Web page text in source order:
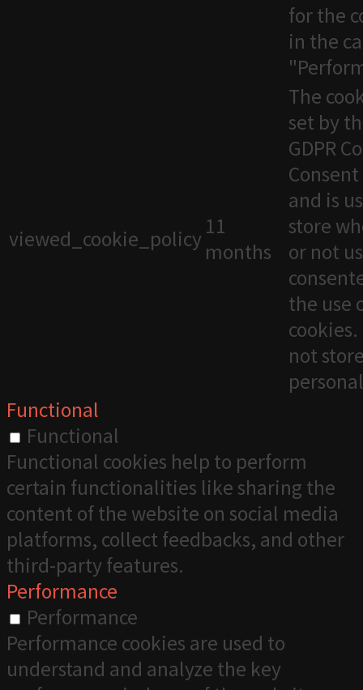
for the
in the
viewed_cookie_policy 11
months
The
set by
GDPR
and is
store
or not
the use
not
Functional
Functional
Functional cookies help to perform
certain functionalities like sharing the
content of the website on social media
platforms, collect feedbacks, and other
third-party features.
Performance
Performance
Performance cookies are used to
understand and analyze the key